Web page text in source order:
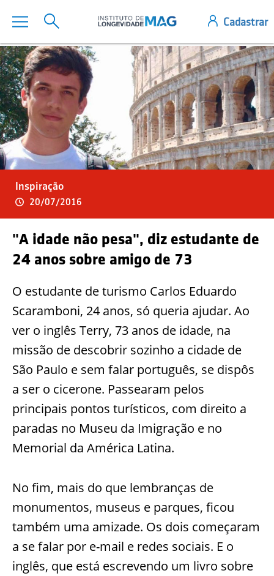
Inspiração
20/07/2016
"A idade não pesa", diz estudante de
24 anos sobre amigo de 73
O estudante de turismo Carlos Eduardo
Scaramboni, 24 anos, só queria ajudar. Ao
ver o inglês Terry, 73 anos de idade, na
missão de descobrir sozinho a cidade de
São Paulo e sem falar português, se dispôs
a ser o cicerone. Passearam pelos
principais pontos turísticos, com direito a
paradas no Museu da Imigração e no
Memorial da América Latina.
No fim, mais do que lembranças de
monumentos, museus e parques, ficou
também uma amizade. Os dois começaram
a se falar por e-mail e redes sociais. E o
inglês, que está escrevendo um livro sobre